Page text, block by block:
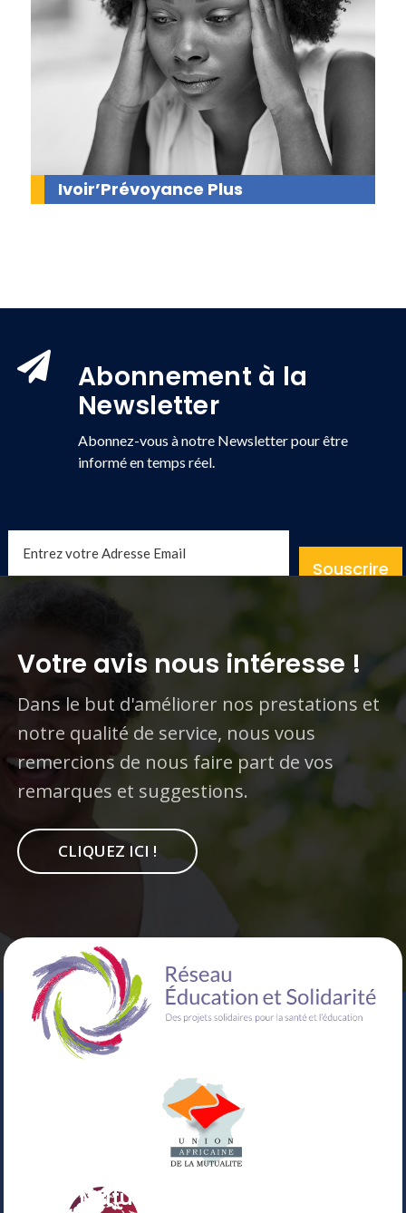
Ivoir’Prévoyance Plus
Abonnement à la
Newsletter
Abonnez-vous à notre Newsletter pour être
informé en temps réel.
Souscrire
Votre avis nous intéresse !
Dans le but d'améliorer nos prestations et
notre qualité de service, nous vous
remercions de nous faire part de vos
remarques et suggestions.
CLIQUEZ ICI !
Votre Mutuelle